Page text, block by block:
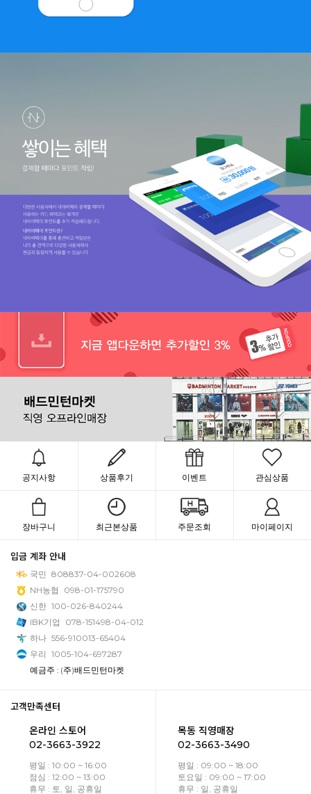
공지사항 상품후기 이벤트 관심상품
장바구니 최근본상품 주문조회 마이페이지
입금 계좌 안내
국민 808837-04-002608
NH농협
098-01-175790
신한 100-026-840244
IBK기업
078-151498-04-012
하나 556-910013-65404
우리 1005-104-697287
예금주 : (주)배드민턴마켓
고객만족센터
온라인 스토어
02-3663-3922
평일 : 10:00 ~ 16:00
점심 : 12:00 ~ 13:00
휴무 : 토, 일, 공휴일
목동 직영매장
02-3663-3490
평일 : 09:00 ~ 18:00
토요일 : 09:00 ~ 17:00
휴무 : 일, 공휴일